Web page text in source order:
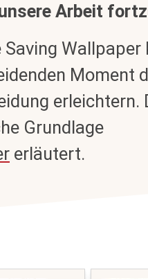
Arbeit
Saving Wallpaper
Moment
erleichtern.
Grundlage
erläutert.